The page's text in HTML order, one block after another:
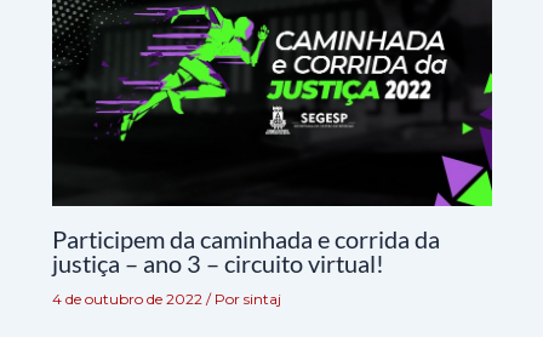
Participem da caminhada e corrida da
justiça – ano 3 – circuito virtual!
4 de outubro de 2022 / Por sintaj